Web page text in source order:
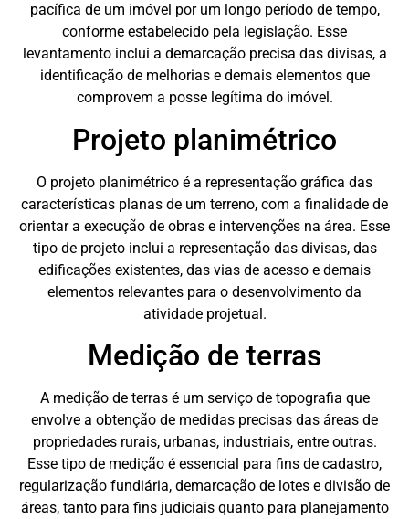
pacífica de um imóvel por um longo período de tempo,
conforme estabelecido pela legislação. Esse
levantamento inclui a demarcação precisa das divisas, a
identificação de melhorias e demais elementos que
comprovem a posse legítima do imóvel.
Projeto planimétrico
O projeto planimétrico é a representação gráfica das
características planas de um terreno, com a finalidade de
orientar a execução de obras e intervenções na área. Esse
tipo de projeto inclui a representação das divisas, das
edificações existentes, das vias de acesso e demais
elementos relevantes para o desenvolvimento da
atividade projetual.
Medição de terras
A medição de terras é um serviço de topografia que
envolve a obtenção de medidas precisas das áreas de
propriedades rurais, urbanas, industriais, entre outras.
Esse tipo de medição é essencial para fins de cadastro,
regularização fundiária, demarcação de lotes e divisão de
áreas, tanto para fins judiciais quanto para planejamento